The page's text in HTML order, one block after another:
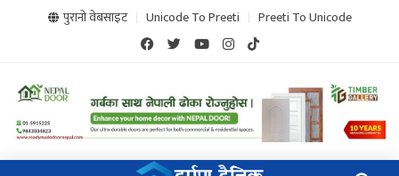
पुरानो वेबसाइट Unicode To Preeti Preeti To Unicode